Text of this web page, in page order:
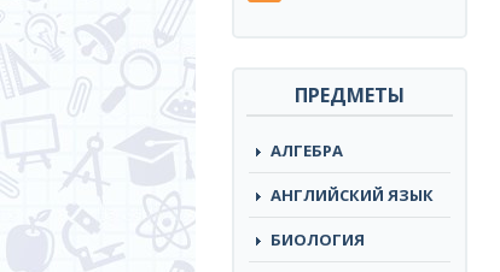
ПРЕДМЕТЫ
АЛГЕБРА
АНГЛИЙСКИЙ ЯЗЫК
БИОЛОГИЯ